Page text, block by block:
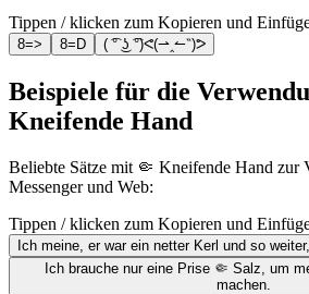
Tippen / klicken zum Kopieren und
8=> 8=D ( ͡° ͜ʖ ͡°)ᕙ(⇀‸↼‶)ᕗ
Beispiele für die
Kneifende Hand
Beliebte Sätze mit 🤏 Kneifende Hand zur
Messenger und Web:
Tippen / klicken zum Kopieren und
Ich meine, er war ein netter Kerl und so
Ich brauche nur eine Prise 🤏 Salz, um
machen.